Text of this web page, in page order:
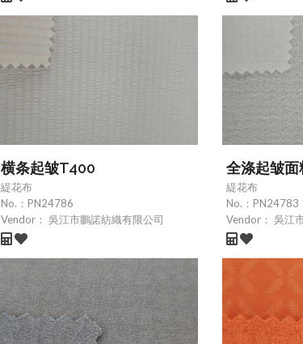
横条起皱T400
緹花布
No.： PN24786
Vendor： 吳江市鵬諾紡織有限公司
全涤起皱面
緹花布
No.： PN24783
Vendor： 吳江